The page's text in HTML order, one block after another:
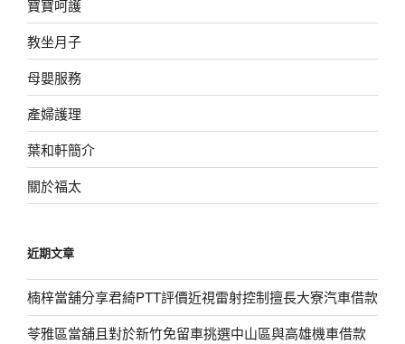
寶寶呵護
教坐月子
母嬰服務
產婦護理
葉和軒簡介
關於福太
近期文章
楠梓當舖分享君綺PTT評價近視雷射控制擅長大寮汽車借款
苓雅區當舖且對於新竹免留車挑選中山區與高雄機車借款